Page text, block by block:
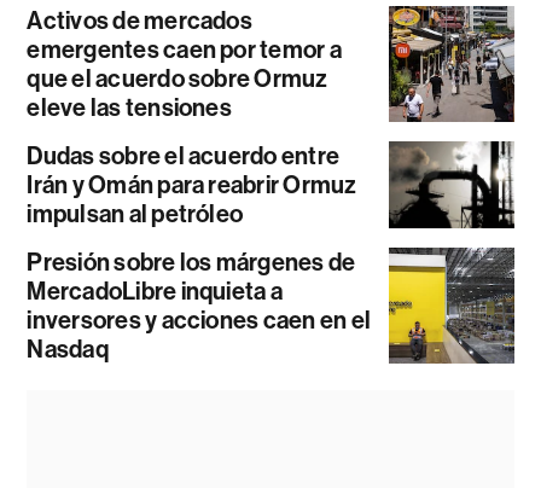
Activos de mercados
emergentes caen por temor a
que el acuerdo sobre Ormuz
eleve las tensiones
Dudas sobre el acuerdo entre
Irán y Omán para reabrir Ormuz
impulsan al petróleo
Presión sobre los márgenes de
MercadoLibre inquieta a
inversores y acciones caen en el
Nasdaq